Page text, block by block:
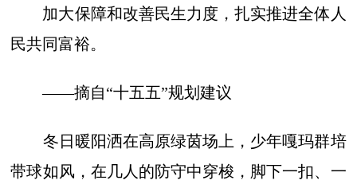
加大保障和改善民生力度，扎实推进全体人
民共同富裕。
——摘自“十五五”规划建议
冬日暖阳洒在高原绿茵场上，少年嘎玛群培
带球如风，在几人的防守中穿梭，脚下一扣、一